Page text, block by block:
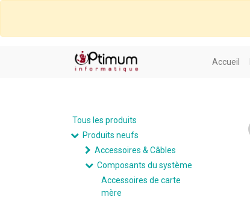
Accueil
Tous les produits
Produits neufs
Accessoires & Câbles
Composants du système
Accessoires de carte
mère